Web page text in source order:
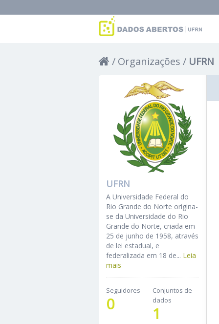
Organizações UFRN
UFRN
A Universidade Federal do
Rio Grande do Norte origina-
se da Universidade do Rio
Grande do Norte, criada em
25 de junho de 1958, através
de lei estadual, e
federalizada em 18 de... Leia
mais
Seguidores
0
Conjuntos de
dados
1